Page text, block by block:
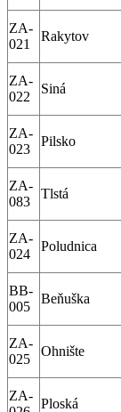
ZA-
021
Rakytov
ZA-
022
Siná
ZA-
023
Pilsko
ZA-
083
Tlstá
ZA-
024
Poludnica
BB-
005
Beňuška
ZA-
025
Ohnište
ZA-
Ploská